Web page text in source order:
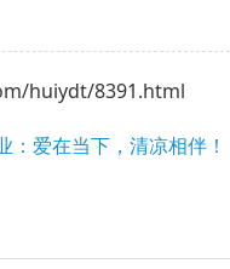
huiydt/8391.html
：爱在当下，清凉相伴！